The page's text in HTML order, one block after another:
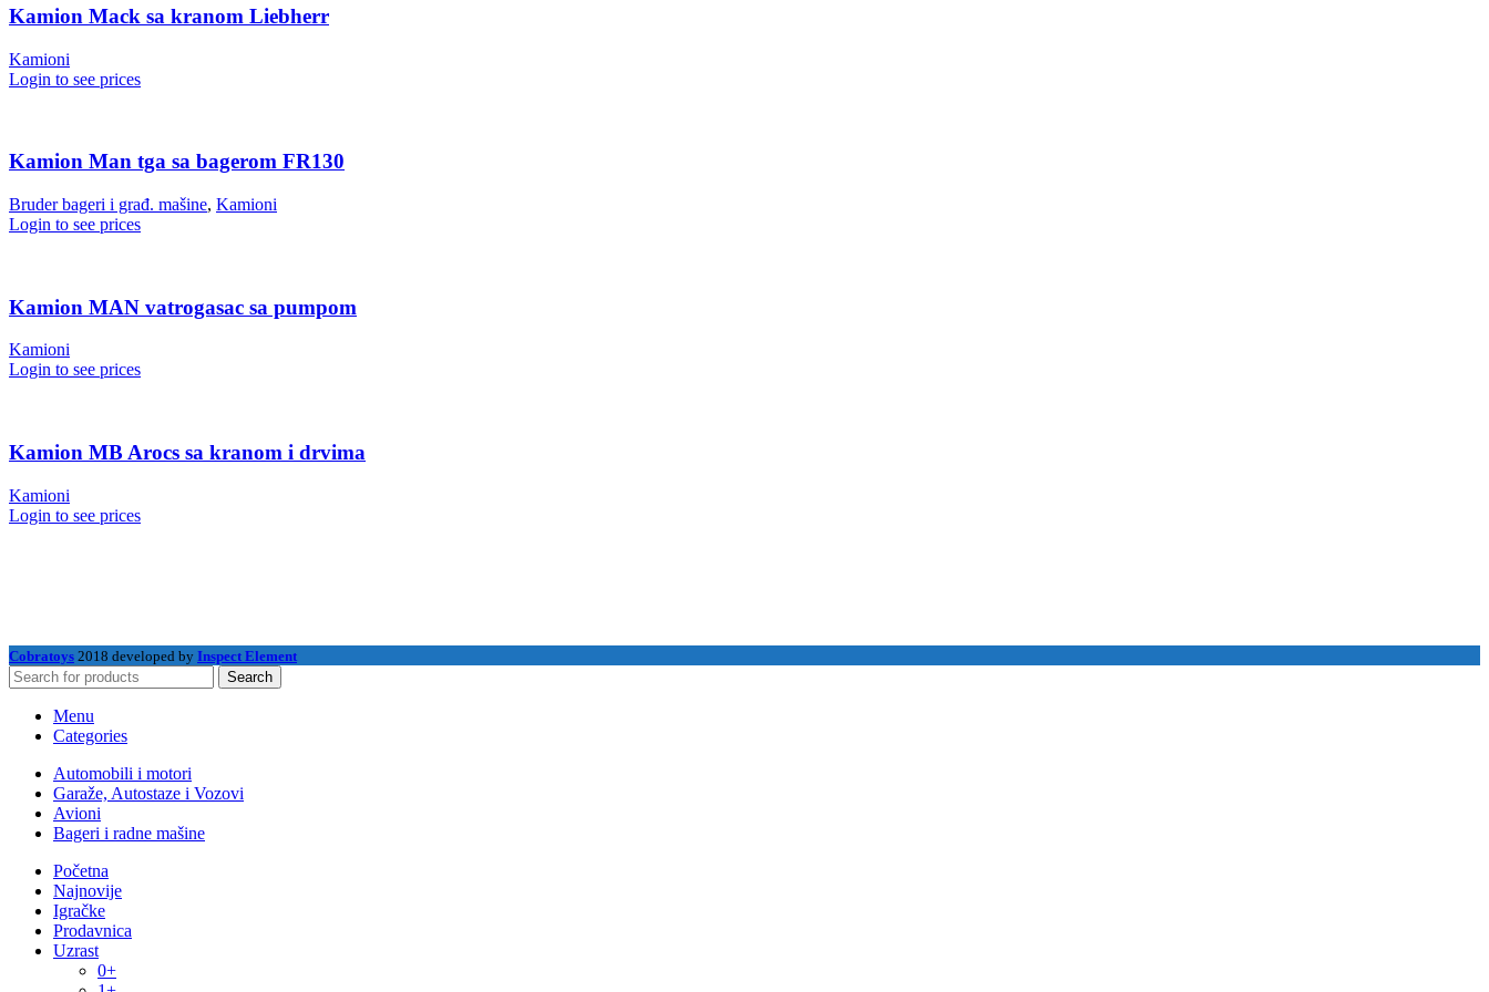
Kamion Mack sa kranom Liebherr
Kamioni
Login to see prices
Kamion Man tga sa bagerom FR130
Bruder bageri i građ. mašine, Kamioni
Login to see prices
Kamion MAN vatrogasac sa pumpom
Kamioni
Login to see prices
Kamion MB Arocs sa kranom i drvima
Kamioni
Login to see prices
Cobratoys 2018 developed by Inspect Element
Search
Menu
Categories
Automobili i motori
Garaže, Autostaze i Vozovi
Avioni
Bageri i radne mašine
Početna
Najnovije
Igračke
Prodavnica
Uzrast
0+